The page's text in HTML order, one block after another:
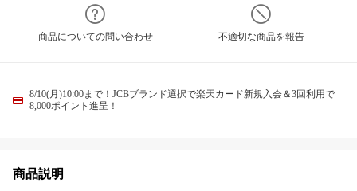
商品についての問い合わせ 不適切な商品を報告
8/10(月)10:00まで！JCBブランド選択で楽天カード新規入会＆3回利用で
8,000ポイント進呈！
商品説明